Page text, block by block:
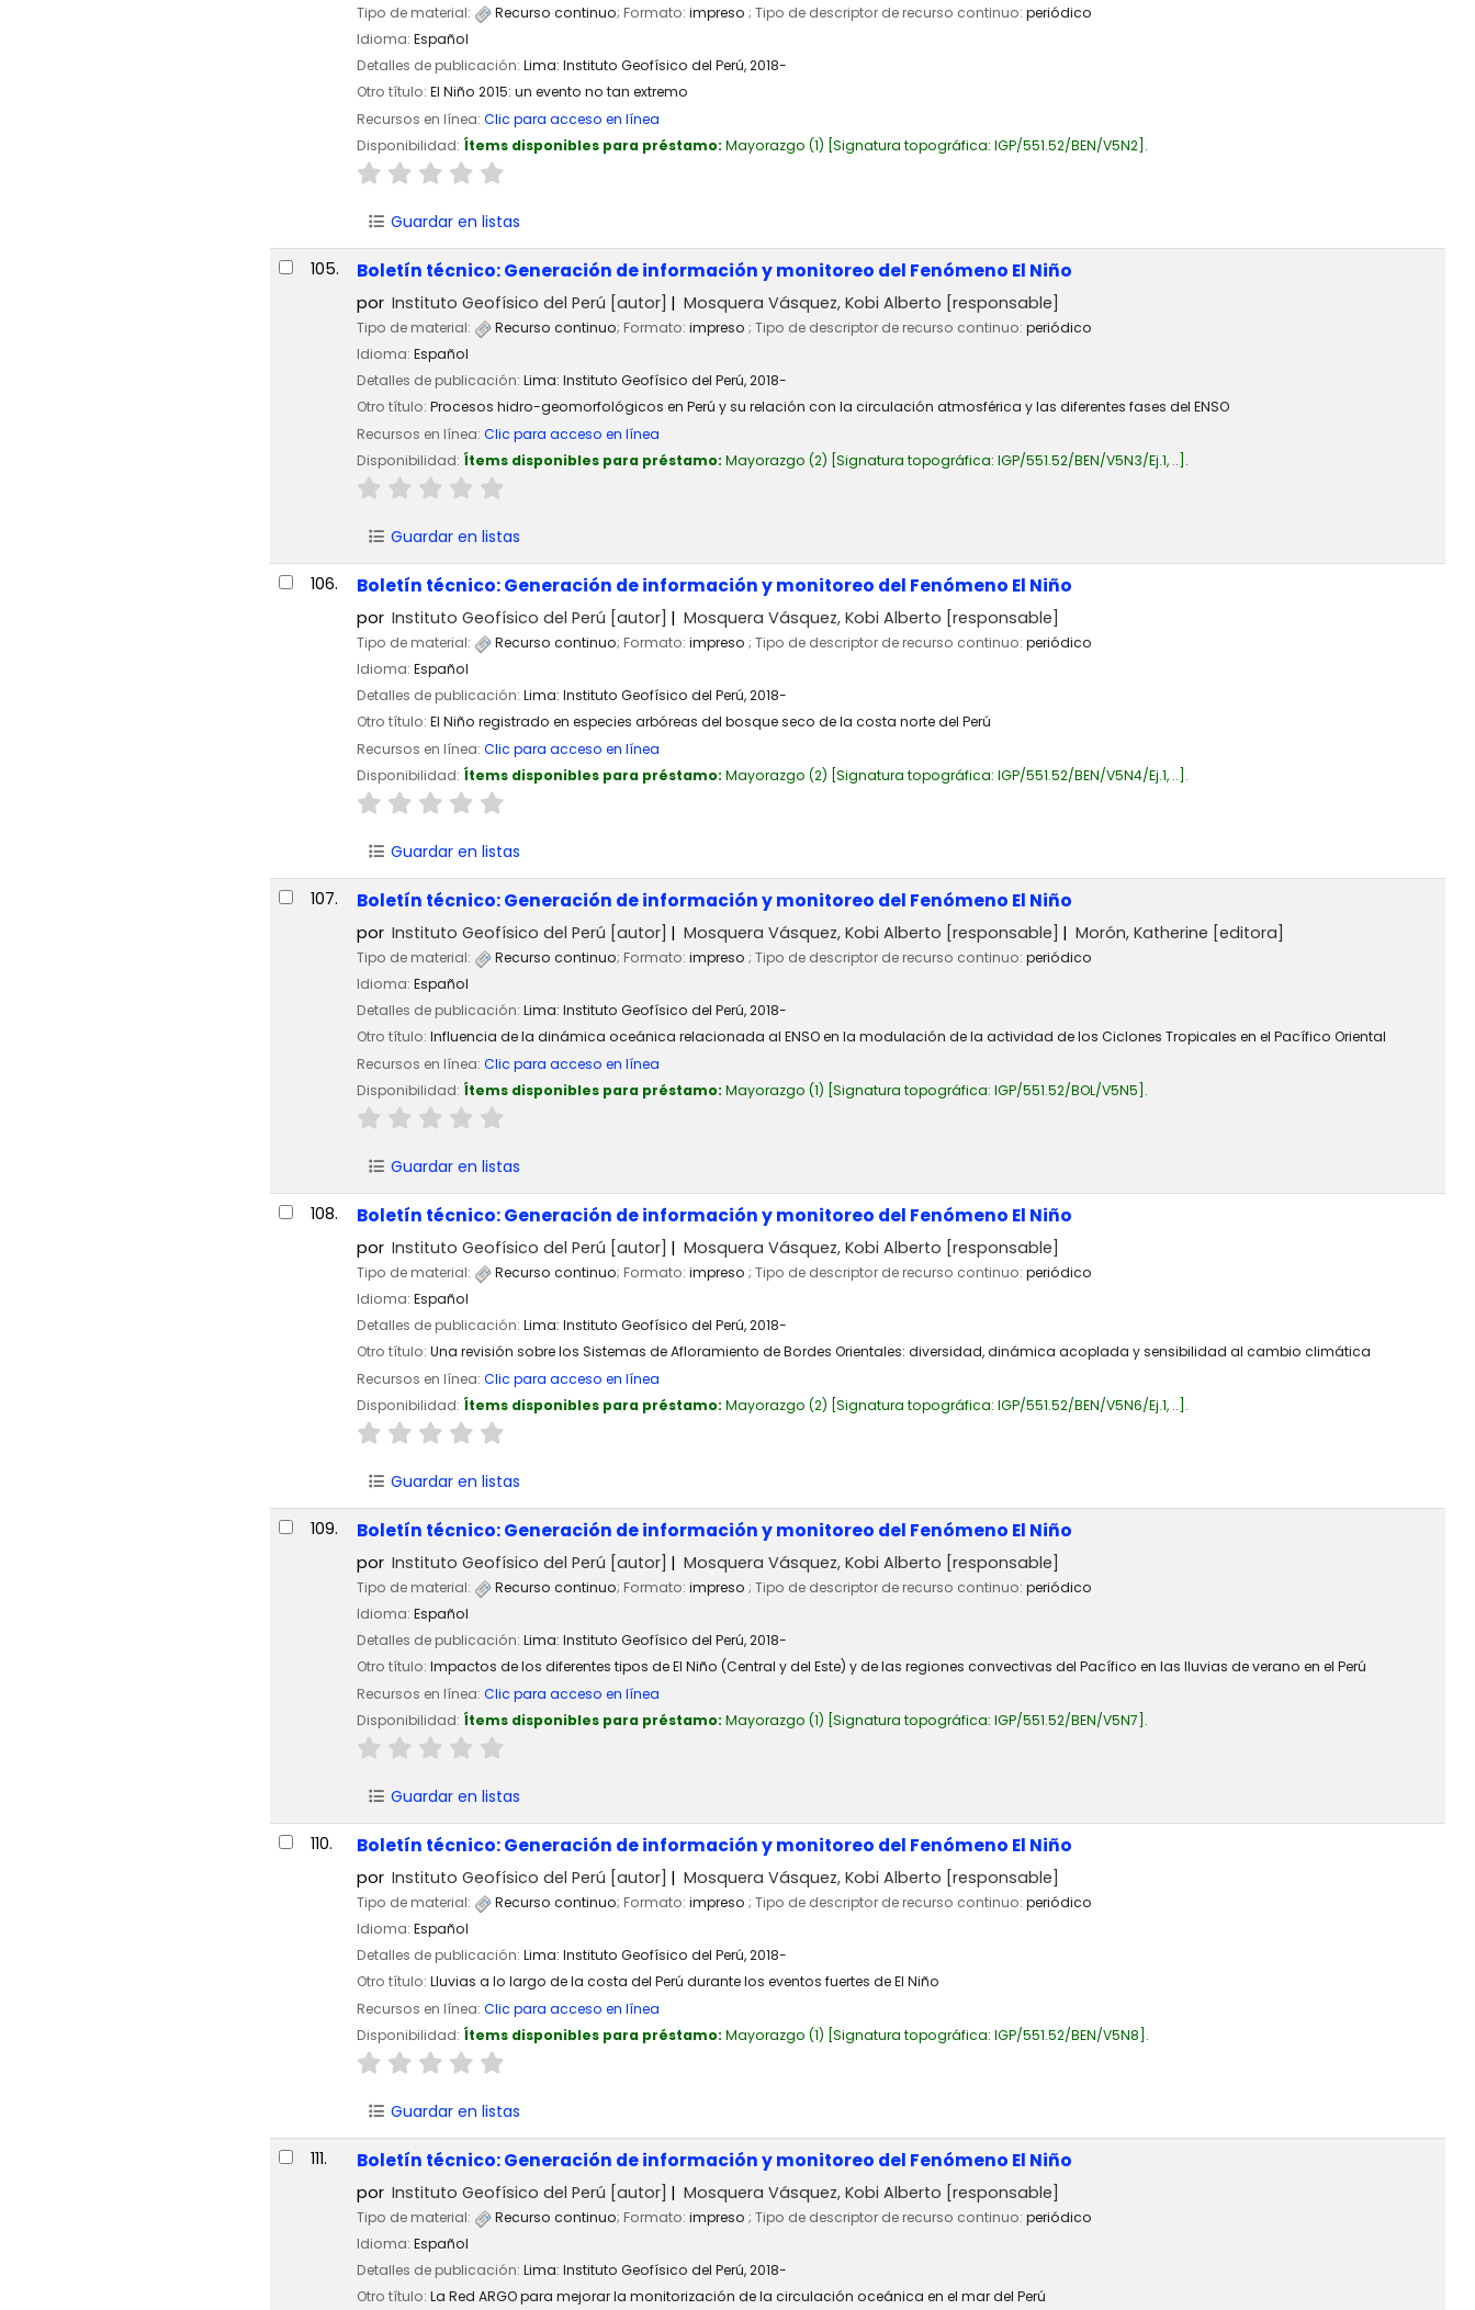
Tipo de material: Recurso continuo; Formato: impreso ; Tipo de descriptor de recurso continuo: periódico
Idioma: Español
Detalles de publicación: Lima: Instituto Geofísico del Perú,2018-
Otro título: El Niño 2015: un evento no tan extremo
Recursos en línea: Clic para acceso en línea
Disponibilidad: Ítems disponibles para préstamo: Mayorazgo (1) Signatura topográfica: IGP/551.52/BEN/V5N2 .
Guardar en listas
105. Boletín técnico: Generación de información y monitoreo del Fenómeno El Niño
por Instituto Geofísico del Perú [autor] Mosquera Vásquez, Kobi Alberto [responsable]
Tipo de material: Recurso continuo; Formato: impreso ; Tipo de descriptor de recurso continuo: periódico
Idioma: Español
Detalles de publicación: Lima: Instituto Geofísico del Perú,2018-
Otro título: Procesos hidro-geomorfológicos en Perú y su relación con la circulación atmosférica y las diferentes fases del ENSO
Recursos en línea: Clic para acceso en línea
Disponibilidad: Ítems disponibles para préstamo: Mayorazgo (2) Signatura topográfica: IGP/551.52/BEN/V5N3/Ej.1, .. .
Guardar en listas
106. Boletín técnico: Generación de información y monitoreo del Fenómeno El Niño
por Instituto Geofísico del Perú [autor] Mosquera Vásquez, Kobi Alberto [responsable]
Tipo de material: Recurso continuo; Formato: impreso ; Tipo de descriptor de recurso continuo: periódico
Idioma: Español
Detalles de publicación: Lima: Instituto Geofísico del Perú,2018-
Otro título: El Niño registrado en especies arbóreas del bosque seco de la costa norte del Perú
Recursos en línea: Clic para acceso en línea
Disponibilidad: Ítems disponibles para préstamo: Mayorazgo (2) Signatura topográfica: IGP/551.52/BEN/V5N4/Ej.1, .. .
Guardar en listas
107. Boletín técnico: Generación de información y monitoreo del Fenómeno El Niño
por Instituto Geofísico del Perú [autor] Mosquera Vásquez, Kobi Alberto [responsable] Morón, Katherine [editora]
Tipo de material: Recurso continuo; Formato: impreso ; Tipo de descriptor de recurso continuo: periódico
Idioma: Español
Detalles de publicación: Lima: Instituto Geofísico del Perú,2018-
Otro título: Influencia de la dinámica oceánica relacionada al ENSO en la modulación de la actividad de los Ciclones Tropicales en el Pacífico Oriental
Recursos en línea: Clic para acceso en línea
Disponibilidad: Ítems disponibles para préstamo: Mayorazgo (1) Signatura topográfica: IGP/551.52/BOL/V5N5 .
Guardar en listas
108. Boletín técnico: Generación de información y monitoreo del Fenómeno El Niño
por Instituto Geofísico del Perú [autor] Mosquera Vásquez, Kobi Alberto [responsable]
Tipo de material: Recurso continuo; Formato: impreso ; Tipo de descriptor de recurso continuo: periódico
Idioma: Español
Detalles de publicación: Lima: Instituto Geofísico del Perú,2018-
Otro título: Una revisión sobre los Sistemas de Afloramiento de Bordes Orientales: diversidad, dinámica acoplada y sensibilidad al cambio climática
Recursos en línea: Clic para acceso en línea
Disponibilidad: Ítems disponibles para préstamo: Mayorazgo (2) Signatura topográfica: IGP/551.52/BEN/V5N6/Ej.1, .. .
Guardar en listas
109. Boletín técnico: Generación de información y monitoreo del Fenómeno El Niño
por Instituto Geofísico del Perú [autor] Mosquera Vásquez, Kobi Alberto [responsable]
Tipo de material: Recurso continuo; Formato: impreso ; Tipo de descriptor de recurso continuo: periódico
Idioma: Español
Detalles de publicación: Lima: Instituto Geofísico del Perú,2018-
Otro título: Impactos de los diferentes tipos de El Niño (Central y del Este) y de las regiones convectivas del Pacífico en las lluvias de verano en el Perú
Recursos en línea: Clic para acceso en línea
Disponibilidad: Ítems disponibles para préstamo: Mayorazgo (1) Signatura topográfica: IGP/551.52/BEN/V5N7 .
Guardar en listas
110. Boletín técnico: Generación de información y monitoreo del Fenómeno El Niño
por Instituto Geofísico del Perú [autor] Mosquera Vásquez, Kobi Alberto [responsable]
Tipo de material: Recurso continuo; Formato: impreso ; Tipo de descriptor de recurso continuo: periódico
Idioma: Español
Detalles de publicación: Lima: Instituto Geofísico del Perú,2018-
Otro título: Lluvias a lo largo de la costa del Perú durante los eventos fuertes de El Niño
Recursos en línea: Clic para acceso en línea
Disponibilidad: Ítems disponibles para préstamo: Mayorazgo (1) Signatura topográfica: IGP/551.52/BEN/V5N8 .
Guardar en listas
111. Boletín técnico: Generación de información y monitoreo del Fenómeno El Niño
por Instituto Geofísico del Perú [autor] Mosquera Vásquez, Kobi Alberto [responsable]
Tipo de material: Recurso continuo; Formato: impreso ; Tipo de descriptor de recurso continuo: periódico
Idioma: Español
Detalles de publicación: Lima: Instituto Geofísico del Perú,2018-
Otro título: La Red ARGO para mejorar la monitorización de la circulación oceánica en el mar del Perú